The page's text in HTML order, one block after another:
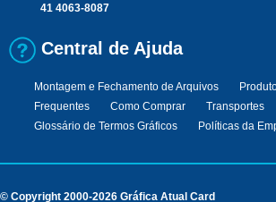
41 4063-8087
Central de Ajuda
Montagem e Fechamento de Arquivos
Frequentes
Como Comprar Transportes
Glossário de Termos Gráficos
Políticas da
© Copyright 2000-2026 Gráfica Atual Card